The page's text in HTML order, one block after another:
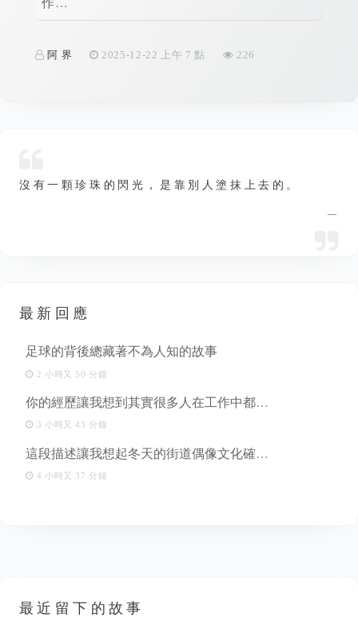
阿 界 2025-12-22 上午 7 點 226
沒有一顆珍珠的閃光，是靠別人塗抹上去的。
—
最新回應
足球的背後總藏著不為人知的故事
2 小時又 50 分鐘
你的經歷讓我想到其實很多人在工作中都…
3 小時又 43 分鐘
這段描述讓我想起冬天的街道偶像文化確…
4 小時又 37 分鐘
最近留下的故事